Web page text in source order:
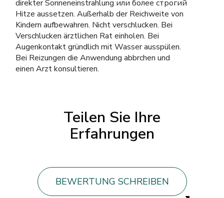
direkter Sonneneinstrahlung или более строгий
Hitze aussetzen. Außerhalb der Reichweite von
Kindern aufbewahren. Nicht verschlucken. Bei
Verschlucken ärztlichen Rat einholen. Bei
Augenkontakt gründlich mit Wasser ausspülen.
Bei Reizungen die Anwendung abbrchen und
einen Arzt konsultieren.
Teilen Sie Ihre
Erfahrungen
BEWERTUNG SCHREIBEN